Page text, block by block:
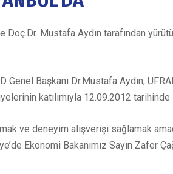
Doç.Dr. Mustafa Aydın tarafından
Genel Başkanı Dr.Mustafa Aydın,
katılımıyla 12.09.2012
ve deneyim alışverişi sağlamak
Ekonomi Bakanımız Sayın Zafer